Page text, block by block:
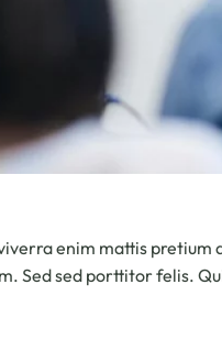
enim mattis pretium
Sed sed porttitor felis.